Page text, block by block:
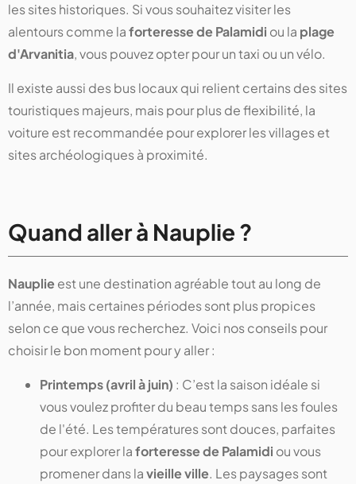
les sites historiques. Si vous souhaitez visiter les
alentours comme laforteresse de Palamidi ou la plage
d'Arvanitia, vous pouvez opter pour un taxi ou un vélo.
Il existe aussi des bus locaux qui relient certains des sites
touristiques majeurs, mais pour plus de flexibilité, la
voiture est recommandée pour explorer les villages et
sites archéologiques à proximité.
Quand aller à Nauplie ?
Nauplieest une destination agréable tout au long de
l’année, mais certaines périodes sont plus propices
selon ce que vous recherchez. Voici nos conseils pour
choisir le bon moment pour y aller :
Printemps (avril à juin) : C’est la saison idéale si
vous voulez profiter du beau temps sans les foules
de l'été. Les températures sont douces, parfaites
pour explorer laforteresse de Palamidi ou vous
promener dans lavieille ville. Les paysages sont